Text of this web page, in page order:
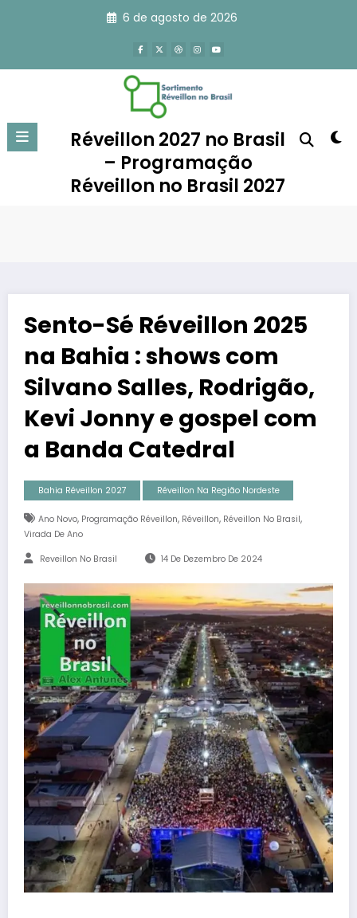
6 de agosto de 2026
Réveillon 2027 no Brasil
– Programação
Réveillon no Brasil 2027
Sento-Sé Réveillon 2025
na Bahia : shows com
Silvano Salles, Rodrigão,
Kevi Jonny e gospel com
a Banda Catedral
Bahia Réveillon 2027 Réveillon Na Região Nordeste
Ano Novo, Programação Réveillon, Réveillon, Réveillon No Brasil,
Virada De Ano
Reveillon No Brasil 14 De Dezembro De 2024